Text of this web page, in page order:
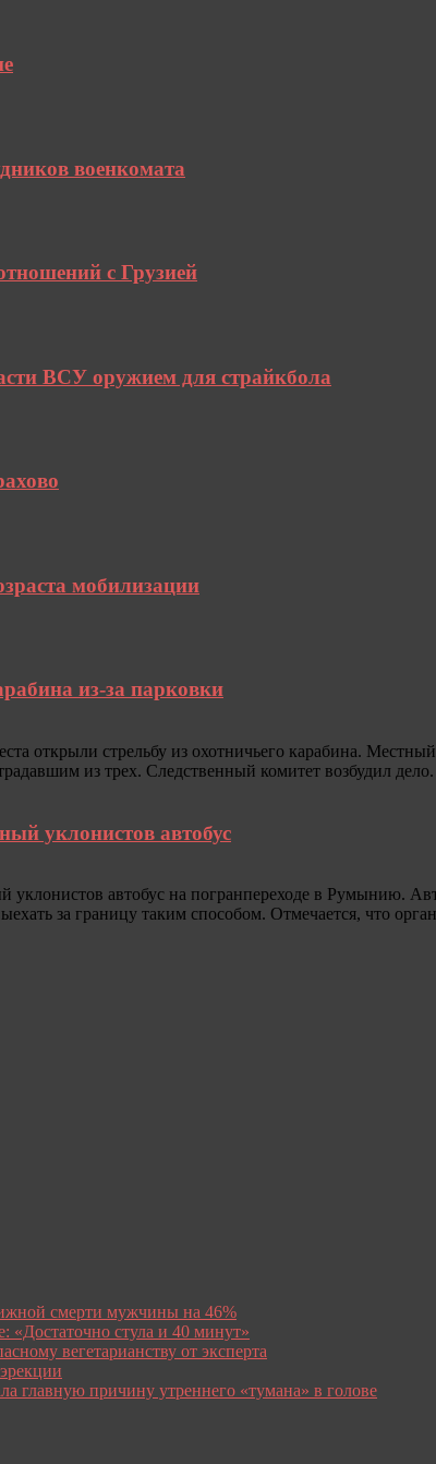
военкомата
с Грузией
ВСУ оружием для страйкбола
мобилизации
из-за парковки
открыли стрельбу из охотничьего карабина.
из трех. Следственный комитет возбудил дело.
уклонистов автобус
автобус на погранпереходе в Румынию.
за границу таким способом. Отмечается, что
смерти мужчины на 46%
«Достаточно стула и 40 минут»
вегетарианству от эксперта
главную причину утреннего «тумана» в голове